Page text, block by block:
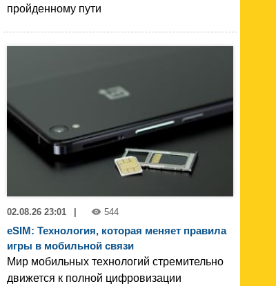
пройденному пути
02.08.26 23:01 544
eSIM: Технология, которая меняет правила
игры в мобильной связи
Мир мобильных технологий стремительно
движется к полной цифровизации